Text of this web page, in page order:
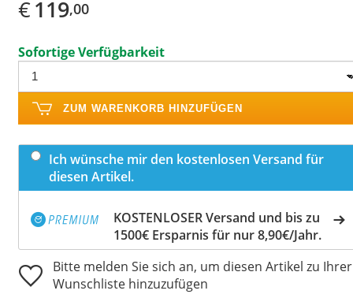
€119,00
Sofortige Verfügbarkeit
ZUM WARENKORB HINZUFÜGEN
Ich wünsche mir den kostenlosen Versand für
diesen Artikel.
KOSTENLOSER Versand und bis zu
1500€ Ersparnis für nur 8,90€/Jahr.
Bitte melden Sie sich an, um diesen Artikel zu Ihrer
Wunschliste hinzuzufügen